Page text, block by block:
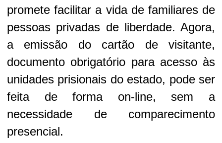
promete facilitar a vida de familiares de
pessoas privadas de liberdade. Agora,
a emissão do cartão de visitante,
documento obrigatório para acesso às
unidades prisionais do estado, pode ser
feita de forma on-line, sem a
necessidade de comparecimento
presencial.